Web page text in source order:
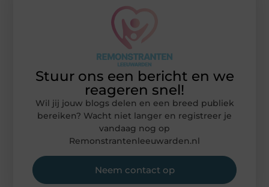
Stuur ons een bericht en we
reageren snel!
Wil jij jouw blogs delen en een breed publiek
bereiken? Wacht niet langer en registreer je
vandaag nog op
Remonstrantenleeuwarden.nl
Neem contact op